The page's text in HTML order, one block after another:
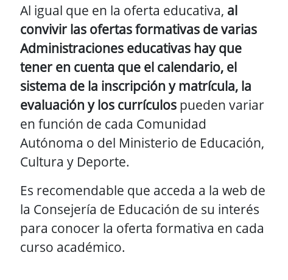
Al igual que en la oferta educativa, al
convivir las ofertas formativas de varias
Administraciones educativas hay que
tener en cuenta que el calendario, el
sistema de la inscripción y matrícula, la
evaluación y los currículos pueden variar
en función de cada Comunidad
Autónoma o del Ministerio de Educación,
Cultura y Deporte.
Es recomendable que acceda a la web de
la Consejería de Educación de su interés
para conocer la oferta formativa en cada
curso académico.